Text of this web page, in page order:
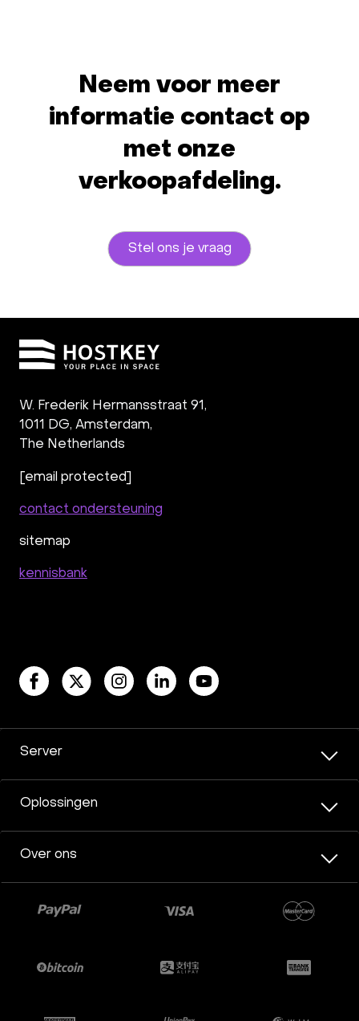
Neem voor meer
informatie contact op
met onze
verkoopafdeling.
Stel ons je vraag
W. Frederik Hermansstraat 91,
1011 DG, Amsterdam,
The Netherlands
[email protected]
contact ondersteuning
sitemap
kennisbank
Server
Oplossingen
Over ons